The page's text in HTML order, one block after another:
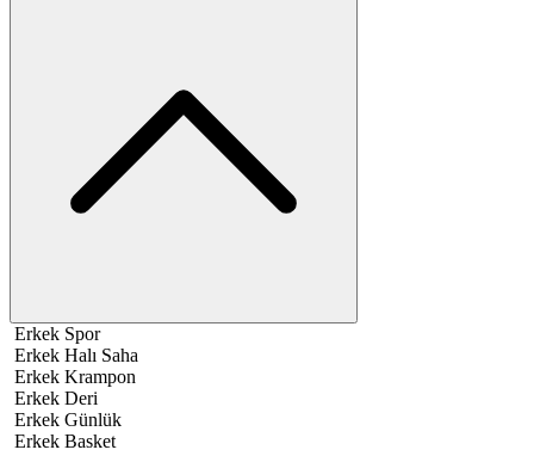
Erkek Spor
Erkek Halı Saha
Erkek Krampon
Erkek Deri
Erkek Günlük
Erkek Basket